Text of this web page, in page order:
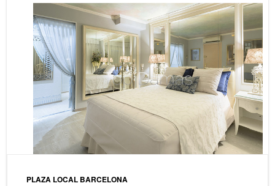
PLAZA LOCAL BARCELONA